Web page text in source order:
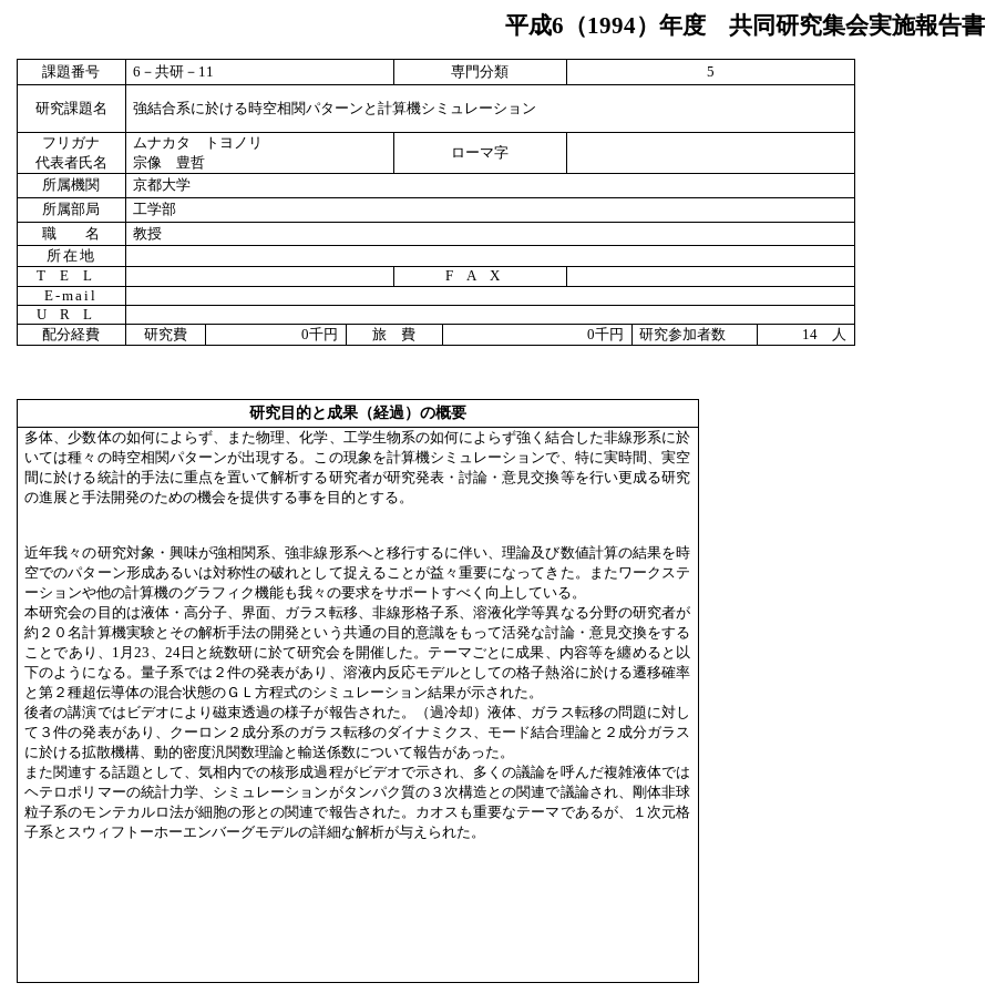
平成6 （1994）年度 共同研究集会実施報告書
課題番号 6 －共研－ 11 専門分類 5
研究課題名 強結合系に於ける時空相関パターンと計算機シミュレーション
フリガナ
代表者氏名
ムナカタ トヨノリ
宗像 豊哲
ローマ字
所属機関
京都大学
所属部局
工学部
職 名
教授
所在地
TEL
FAX
E-mail
URL
配分経費
研究費 0千円 旅 費 0千円 研究参加者数 14 人
研究目的と成果（経過）の概要
多体、少数体の如何によらず、また物理、化学、工学生物系の如何によらず強く結合した非線形系に於
いては種々の時空相関パターンが出現する。この現象を計算機シミュレーションで、特に実時間、実空
間に於ける統計的手法に重点を置いて解析する研究者が研究発表・討論・意見交換等を行い更成る研究
の進展と手法開発のための機会を提供する事を目的とする。
近年我々の研究対象・興味が強相関系、強非線形系へと移行するに伴い、理論及び数値計算の結果を時
空でのパターン形成あるいは対称性の破れとして捉えることが益々重要になってきた。またワークステ
ーションや他の計算機のグラフィク機能も我々の要求をサポートすべく向上している。
本研究会の目的は液体・高分子、界面、ガラス転移、非線形格子系、溶液化学等異なる分野の研究者が
約２０名計算機実験とその解析手法の開発という共通の目的意識をもって活発な討論・意見交換をする
ことであり、1月23、24日と統数研に於て研究会を開催した。テーマごとに成果、内容等を纏めると以
下のようになる。量子系では２件の発表があり、溶液内反応モデルとしての格子熱浴に於ける遷移確率
と第２種超伝導体の混合状態のＧＬ方程式のシミュレーション結果が示された。
後者の講演ではビデオにより磁束透過の様子が報告された。（過冷却）液体、ガラス転移の問題に対し
て３件の発表があり、クーロン２成分系のガラス転移のダイナミクス、モード結合理論と２成分ガラス
に於ける拡散機構、動的密度汎関数理論と輸送係数について報告があった。
また関連する話題として、気相内での核形成過程がビデオで示され、多くの議論を呼んだ複雑液体では
ヘテロポリマーの統計力学、シミュレーションがタンパク質の３次構造との関連で議論され、剛体非球
粒子系のモンテカルロ法が細胞の形との関連で報告された。カオスも重要なテーマであるが、１次元格
子系とスウィフトーホーエンバーグモデルの詳細な解析が与えられた。